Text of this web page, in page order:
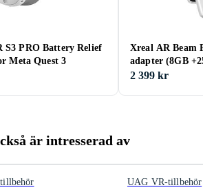
S3 PRO Battery Relief
Meta Quest 3
Xreal AR Beam
adapter (8GB
2 399 kr
är intresserad av
UAG VR-tillbehör